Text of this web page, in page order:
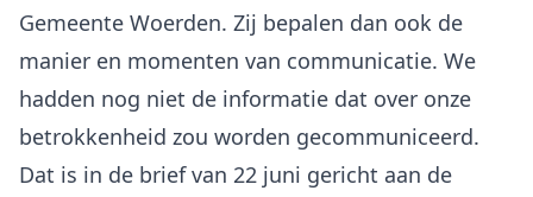
Gemeente Woerden. Zij bepalen dan ook de
manier en momenten van communicatie. We
hadden nog niet de informatie dat over onze
betrokkenheid zou worden gecommuniceerd.
Dat is in de brief van 22 juni gericht aan de